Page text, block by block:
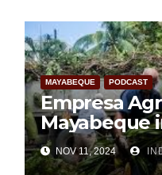
MAYABEQUE PODCAST
Empresa
Mayabeque
labores de
(+Audio)
NOV 11, 2024